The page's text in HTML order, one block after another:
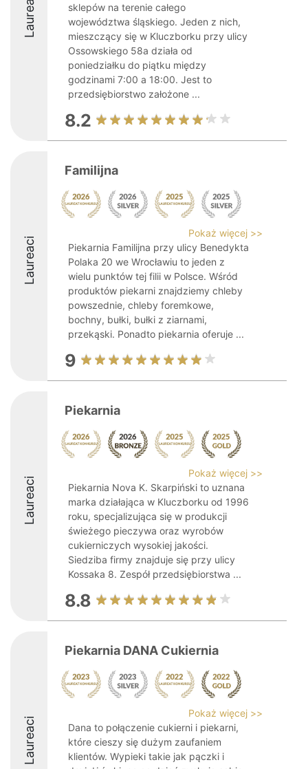
Laureaci
sklepów na terenie całego
województwa śląskiego. Jeden z nich,
mieszczący się w Kluczborku przy ulicy
Ossowskiego 58a działa od
poniedziałku do piątku między
godzinami 7:00 a 18:00. Jest to
przedsiębiorstwo założone ...
8.2
Laureaci
Familijna
Pokaż więcej >>
Piekarnia Familijna przy ulicy Benedykta
Polaka 20 we Wrocławiu to jeden z
wielu punktów tej filii w Polsce. Wśród
produktów piekarni znajdziemy chleby
powszednie, chleby foremkowe,
bochny, bułki, bułki z ziarnami,
przekąski. Ponadto piekarnia oferuje ...
9
Laureaci
Piekarnia
Pokaż więcej >>
Piekarnia Nova K. Skarpiński to uznana
marka działająca w Kluczborku od 1996
roku, specjalizująca się w produkcji
świeżego pieczywa oraz wyrobów
cukierniczych wysokiej jakości.
Siedziba firmy znajduje się przy ulicy
Kossaka 8. Zespół przedsiębiorstwa ...
8.8
Laureaci
Piekarnia DANA Cukiernia
Pokaż więcej >>
Dana to połączenie cukierni i piekarni,
które cieszy się dużym zaufaniem
klientów. Wypieki takie jak pączki i